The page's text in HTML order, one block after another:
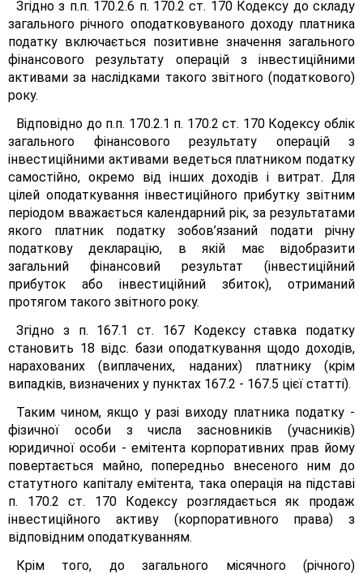
Згідно з п.п. 170.2.6 п. 170.2 ст. 170 Кодексу до складу
загального річного оподатковуваного доходу платника
податку включається позитивне значення загального
фінансового результату операцій з інвестиційними
активами за наслідками такого звітного (податкового)
року.
Відповідно до п.п. 170.2.1 п. 170.2 ст. 170 Кодексу облік
загального фінансового результату операцій з
інвестиційними активами ведеться платником податку
самостійно, окремо від інших доходів і витрат. Для
цілей оподаткування інвестиційного прибутку звітним
періодом вважається календарний рік, за результатами
якого платник податку зобов’язаний подати річну
податкову декларацію, в якій має відобразити
загальний фінансовий результат (інвестиційний
прибуток або інвестиційний збиток), отриманий
протягом такого звітного року.
Згідно з п. 167.1 ст. 167 Кодексу ставка податку
становить 18 відс. бази оподаткування щодо доходів,
нарахованих (виплачених, наданих) платнику (крім
випадків, визначених у пунктах 167.2 - 167.5 цієї статті).
Таким чином, якщо у разі виходу платника податку -
фізичної особи з числа засновників (учасників)
юридичної особи - емітента корпоративних прав йому
повертається майно, попередньо внесеного ним до
статутного капіталу емітента, така операція на підставі
п. 170.2 ст. 170 Кодексу розглядається як продаж
інвестиційного активу (корпоративного права) з
відповідним оподаткуванням.
Крім того, до загального місячного (річного)